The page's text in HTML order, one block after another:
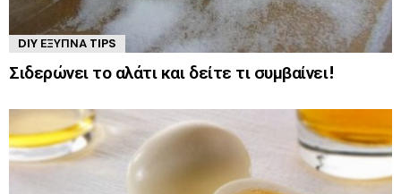
DIY ΈΞΥΠΝΑ TIPS
Σιδερώνει το αλάτι και δείτε τι συμβαίνει!